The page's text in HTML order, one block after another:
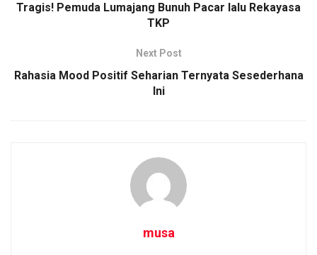
Tragis! Pemuda Lumajang Bunuh Pacar lalu Rekayasa
TKP
Next Post
Rahasia Mood Positif Seharian Ternyata Sesederhana
Ini
musa